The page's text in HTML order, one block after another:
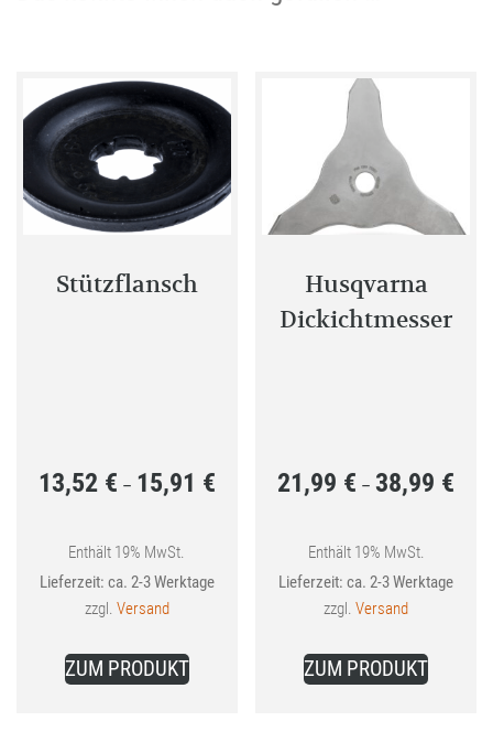
Stützflansch
13,52 € – 15,91 €Preisspanne:
15,91 €
Enthält 19% MwSt.
Lieferzeit: ca. 2-3 Werktage
zzgl. Versand
ZUM PRODUKTProdukt
Husqvarna
Dickichtmesser
21,99 € –38,99 €
Enthält 19% MwSt.
Lieferzeit: ca. 2-3 Werktage
zzgl.Versand
ZUM PRODUKTProdukt